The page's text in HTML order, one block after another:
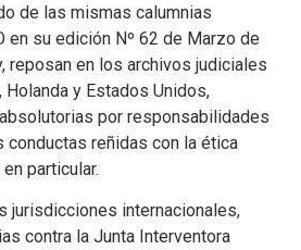
de las mismas calumnias
en su edición Nº 62 de Marzo de
reposan en los archivos judiciales
Holanda y Estados Unidos,
por responsabilidades
conductas reñidas con la ética
particular.
jurisdicciones internacionales,
contra la Junta Interventora